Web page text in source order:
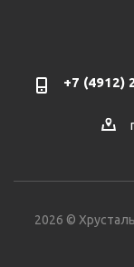
+7 (4912)
2026 ©